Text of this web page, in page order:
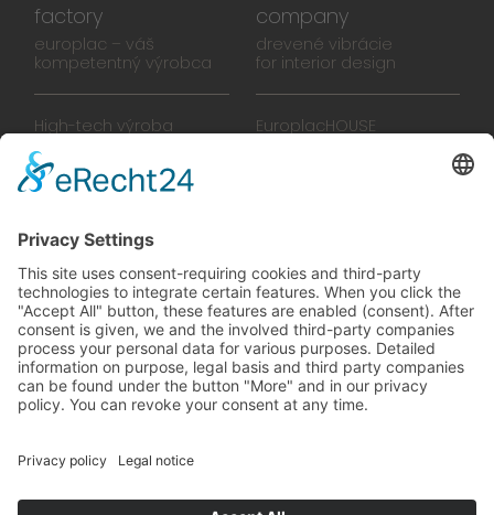
factory
europlac – váš
kompetentný výrobca
High-tech výroba
Manufaktúra
company
drevené vibrácie
for interior design
EuroplacHOUSE
PREDAJŠKOLY
zelené vibrácie
Na ceste k budúcnosti,
ktorú sa oplatí žiť